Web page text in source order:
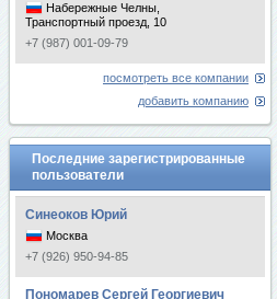
Набережные Челны,
Транспортный проезд, 10
+7 (987) 001-09-79
посмотреть все компании
добавить компанию
Последние зарегистрированные
пользователи
Синеоков Юрий
Москва
+7 (926) 950-94-85
Пономарев Сергей Георгиевич